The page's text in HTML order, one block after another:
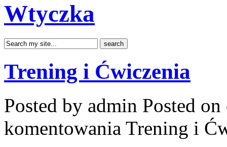
Wtyczka
Trening i Ćwiczenia
Posted by admin Posted
komentowania Trening i